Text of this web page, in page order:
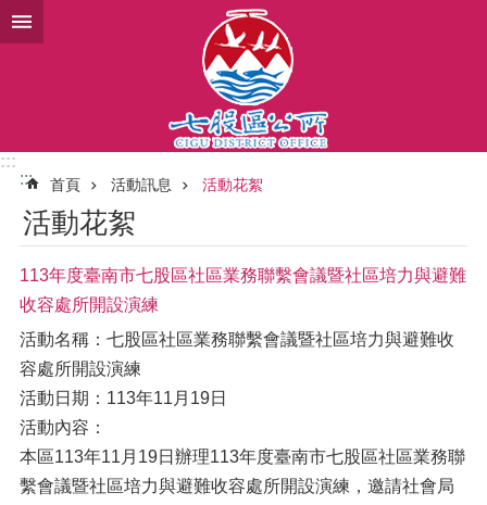
跳到主要內容區塊
:::
:::
首頁 活動訊息 活動花絮
活動花絮
113年度臺南市七股區社區業務聯繫會議暨社區培力與避難
收容處所開設演練
活動名稱：七股區社區業務聯繫會議暨社區培力與避難收
容處所開設演練
活動日期：113年11月19日
活動內容：
本區113年11月19日辦理113年度臺南市七股區社區業務聯
繫會議暨社區培力與避難收容處所開設演練，邀請社會局